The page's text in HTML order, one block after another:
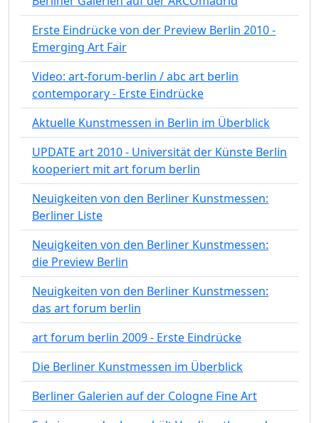
Erste Eindrücke von der Preview Berlin 2010 -
Emerging Art Fair
Video: art-forum-berlin / abc art berlin
contemporary - Erste Eindrücke
Aktuelle Kunstmessen in Berlin im Überblick
UPDATE art 2010 - Universität der Künste Berlin
kooperiert mit art forum berlin
Neuigkeiten von den Berliner Kunstmessen:
Berliner Liste
Neuigkeiten von den Berliner Kunstmessen:
die Preview Berlin
Neuigkeiten von den Berliner Kunstmessen:
das art forum berlin
art forum berlin 2009 - Erste Eindrücke
Die Berliner Kunstmessen im Überblick
Berliner Galerien auf der Cologne Fine Art